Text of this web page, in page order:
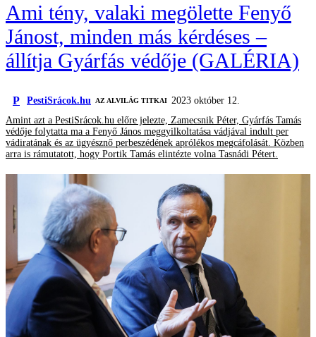
Ami tény, valaki megölette Fenyő
Jánost, minden más kérdéses –
állítja Gyárfás védője (GALÉRIA)
P PestiSrácok.hu AZ ALVILÁG TITKAI 2023 október 12.
Amint azt a PestiSrácok.hu előre jelezte, Zamecsnik Péter, Gyárfás Tamás
védője folytatta ma a Fenyő János meggyilkoltatása vádjával indult per
vádiratának és az ügyésznő perbeszédének aprólékos megcáfolását. Közben
arra is rámutatott, hogy Portik Tamás elintézte volna Tasnádi Pétert.